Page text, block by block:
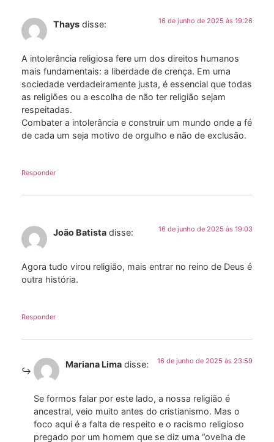
Thays disse: 16 de junho de 2025 às 19:26
A intolerância religiosa fere um dos direitos humanos
mais fundamentais: a liberdade de crença. Em uma
sociedade verdadeiramente justa, é essencial que todas
as religiões ou a escolha de não ter religião sejam
respeitadas.
Combater a intolerância e construir um mundo onde a fé
de cada um seja motivo de orgulho e não de exclusão.
Responder
João Batista disse: 16 de junho de 2025 às 19:03
Agora tudo virou religião, mais entrar no reino de Deus é
outra história.
Responder
Mariana Lima disse: 16 de junho de 2025 às 23:59
Se formos falar por este lado, a nossa religião é
ancestral, veio muito antes do cristianismo. Mas o
foco aqui é a falta de respeito e o racismo religioso
pregado por um homem que se diz uma “ovelha de